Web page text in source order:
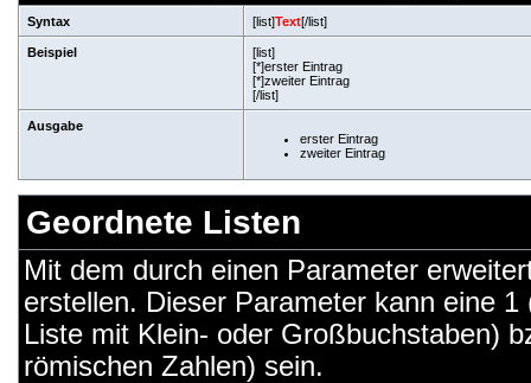
Syntax [list]Text[/list]
Beispiel
[list]
[*]erster Eintrag
[*]zweiter Eintrag
[/list]
Ausgabe
erster Eintrag
zweiter Eintrag
Geordnete Listen
Mit dem durch einen Parameter
erstellen. Dieser Parameter kann eine
Liste mit Klein- oder Großbuchstaben)
römischen Zahlen) sein.